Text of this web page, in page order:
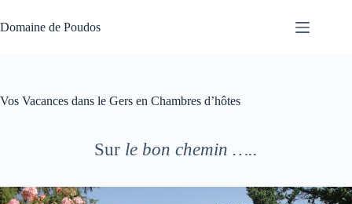
au
contenu
Domaine de Poudos
Vos Vacances dans le Gers en Chambres d’hôtes
Sur le bon chemin …..